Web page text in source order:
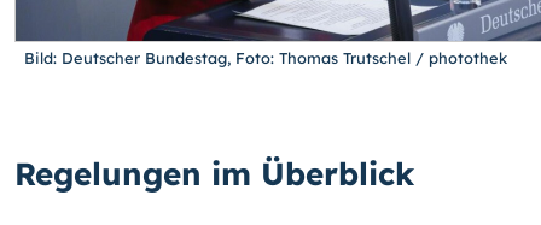
Bild: Deutscher Bundestag, Foto: Thomas Trutschel / photothek
Regelungen im Überblick